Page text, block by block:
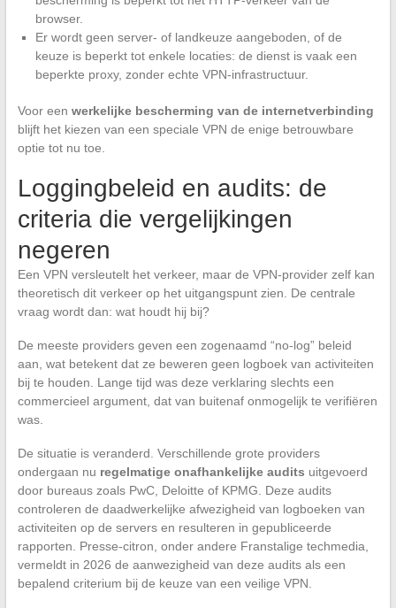
browser.
Er wordt geen server- of landkeuze aangeboden, of de
keuze is beperkt tot enkele locaties: de dienst is vaak een
beperkte proxy, zonder echte VPN-infrastructuur.
Voor een werkelijke bescherming van de internetverbinding
blijft het kiezen van een speciale VPN de enige betrouwbare
optie tot nu toe.
Loggingbeleid en audits: de
criteria die vergelijkingen
negeren
Een VPN versleutelt het verkeer, maar de VPN-provider zelf kan
theoretisch dit verkeer op het uitgangspunt zien. De centrale
vraag wordt dan: wat houdt hij bij?
De meeste providers geven een zogenaamd “no-log” beleid
aan, wat betekent dat ze beweren geen logboek van activiteiten
bij te houden. Lange tijd was deze verklaring slechts een
commercieel argument, dat van buitenaf onmogelijk te verifiëren
was.
De situatie is veranderd. Verschillende grote providers
ondergaan nu regelmatige onafhankelijke audits uitgevoerd
door bureaus zoals PwC, Deloitte of KPMG. Deze audits
controleren de daadwerkelijke afwezigheid van logboeken van
activiteiten op de servers en resulteren in gepubliceerde
rapporten. Presse-citron, onder andere Franstalige techmedia,
vermeldt in 2026 de aanwezigheid van deze audits als een
bepalend criterium bij de keuze van een veilige VPN.